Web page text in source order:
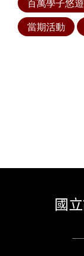
百萬學子悠
當期活動
國